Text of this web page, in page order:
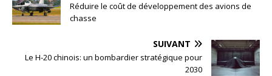
Réduire le coût de développement des avions de
chasse
SUIVANT
Le H-20 chinois: un bombardier stratégique pour
2030